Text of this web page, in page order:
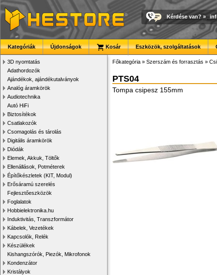
Kérdése van? »
Kategóriák Újdonságok Kosár Eszközök, szolgáltatások
3D nyomtatás
Adathordozók
Ajándékok, ajándékutalványok
Analóg áramkörök
Audiotechnika
Autó HiFi
Biztosítékok
Csatlakozók
Csomagolás és tárolás
Digitális áramkörök
Diódák
Elemek, Akkuk, Töltők
Ellenállások, Potméterek
Építőkészletek (KIT, Modul)
Erősáramú szerelés
Fejlesztőeszközök
Foglalatok
Hobbielektronika.hu
Induktivitás, Transzformátor
Kábelek, Vezetékek
Kapcsolók, Relék
Készülékek
Kishangszórók, Piezók, Mikrofonok
Kondenzátor
Kristályok
Főkategória » Szerszám és forrasztás »
PTS04
Tompa csipesz 155mm